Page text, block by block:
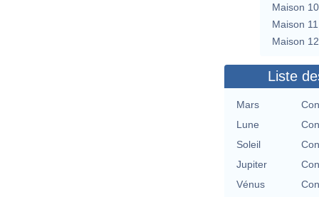
Maison 10
Maison 11
Maison 12
Liste
Mars
Lune
Soleil
Jupiter
Vénus